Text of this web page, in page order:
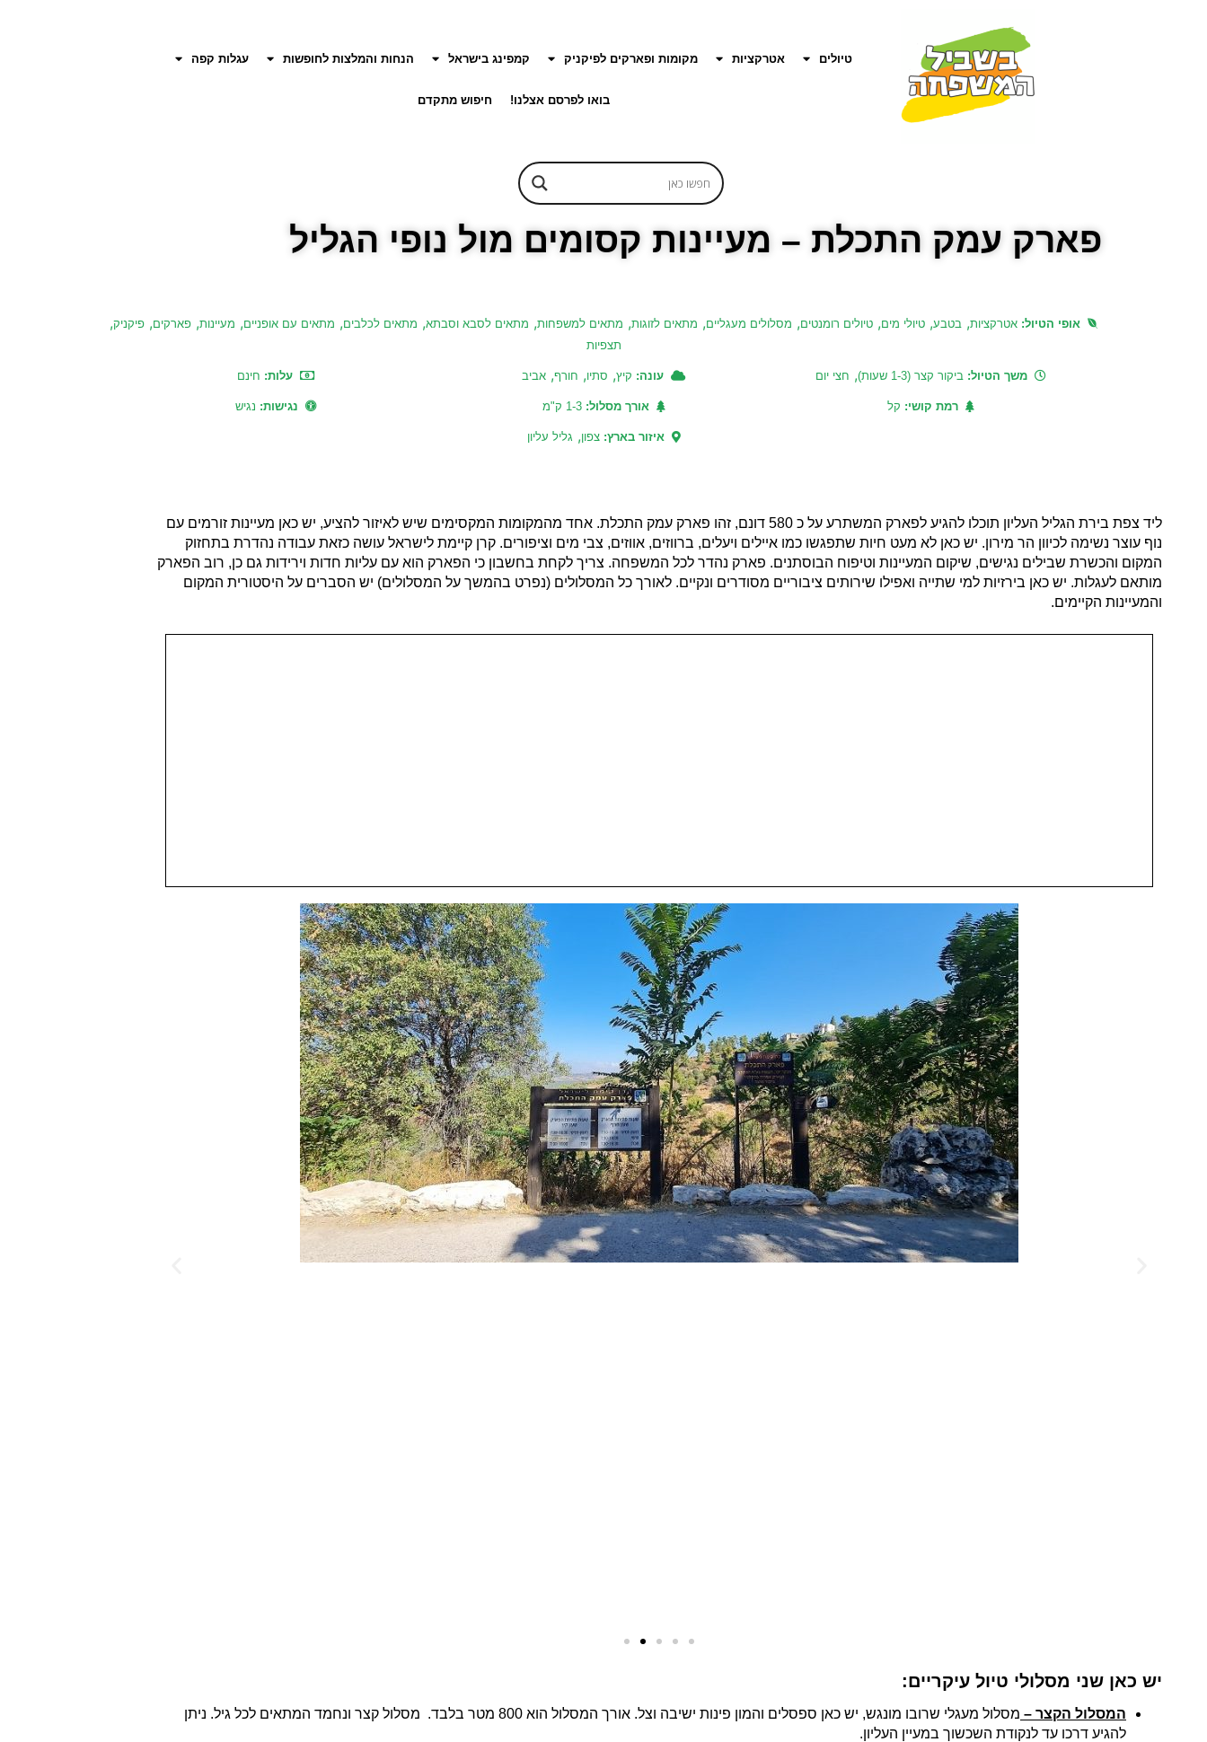
טיולים אטרקציות מקומות ופארקים לפיקניק קמפינג בישראל הנחות והמלצות לחופשות עגלות קפה
בואו לפרסם אצלנו! חיפוש מתקדם
פארק עמק התכלת – מעיינות קסומים מול נופי הגליל
אופי הטיול: אטרקציות, בטבע, טיולי מים, טיולים רומנטים, מסלולים מעגליים, מתאים לזוגות, מתאים למשפחות, מתאים לסבא וסבתא, מתאים לכלבים, מתאים עם אופניים, מעיינות, פארקים, פיקניק,
תצפיות
משך הטיול: ביקור קצר (1-3 שעות) , חצי יום עונה: קיץ, סתיו, חורף, אביב עלות: חינם
רמת קושי: קל אורך מסלול:1-3 ק"מ נגישות: נגיש
איזור בארץ:צפון, גליל עליון
ליד צפת בירת הגליל העליון תוכלו להגיע לפארק המשתרע על כ 580 דונם, זהו פארק עמק התכלת. אחד מהמקומות המקסימים שיש לאיזור להציע, יש כאן מעיינות זורמים עם
נוף עוצר נשימה לכיוון הר מירון. יש כאן לא מעט חיות שתפגשו כמו איילים ויעלים, ברווזים, אווזים, צבי מים וציפורים. קרן קיימת לישראל עושה כזאת עבודה נהדרת בתחזוק
המקום והכשרת שבילים נגישים, שיקום המעיינות וטיפוח הבוסתנים. פארק נהדר לכל המשפחה. צריך לקחת בחשבון כי הפארק הוא עם עליות חדות וירידות גם כן, רוב הפארק
מותאם לעגלות. יש כאן בירזיות למי שתייה ואפילו שירותים ציבוריים מסודרים ונקיים. לאורך כל המסלולים (נפרט בהמשך על המסלולים) יש הסברים על היסטורית המקום
והמעיינות הקיימים.
יש כאן שני מסלולי טיול עיקריים:
המסלול הקצר –
מסלול מעגלי שרובו מונגש, יש כאן ספסלים והמון פינות ישיבה וצל. אורך המסלול הוא 800 מטר בלבד. מסלול קצר ונחמד המתאים לכל גיל. ניתן
להגיע דרכו עד לנקודת השכשוך במעיין העליון.